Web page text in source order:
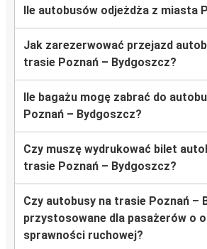
Ile autobusów odjeżdża z miasta
Jak zarezerwować przejazd
trasie Poznań – Bydgoszcz?
Ile bagażu mogę zabrać do
Poznań – Bydgoszcz?
Czy muszę wydrukować bilet
trasie Poznań – Bydgoszcz?
Czy autobusy na trasie Poznań –
przystosowane dla pasażerów o
sprawności ruchowej?